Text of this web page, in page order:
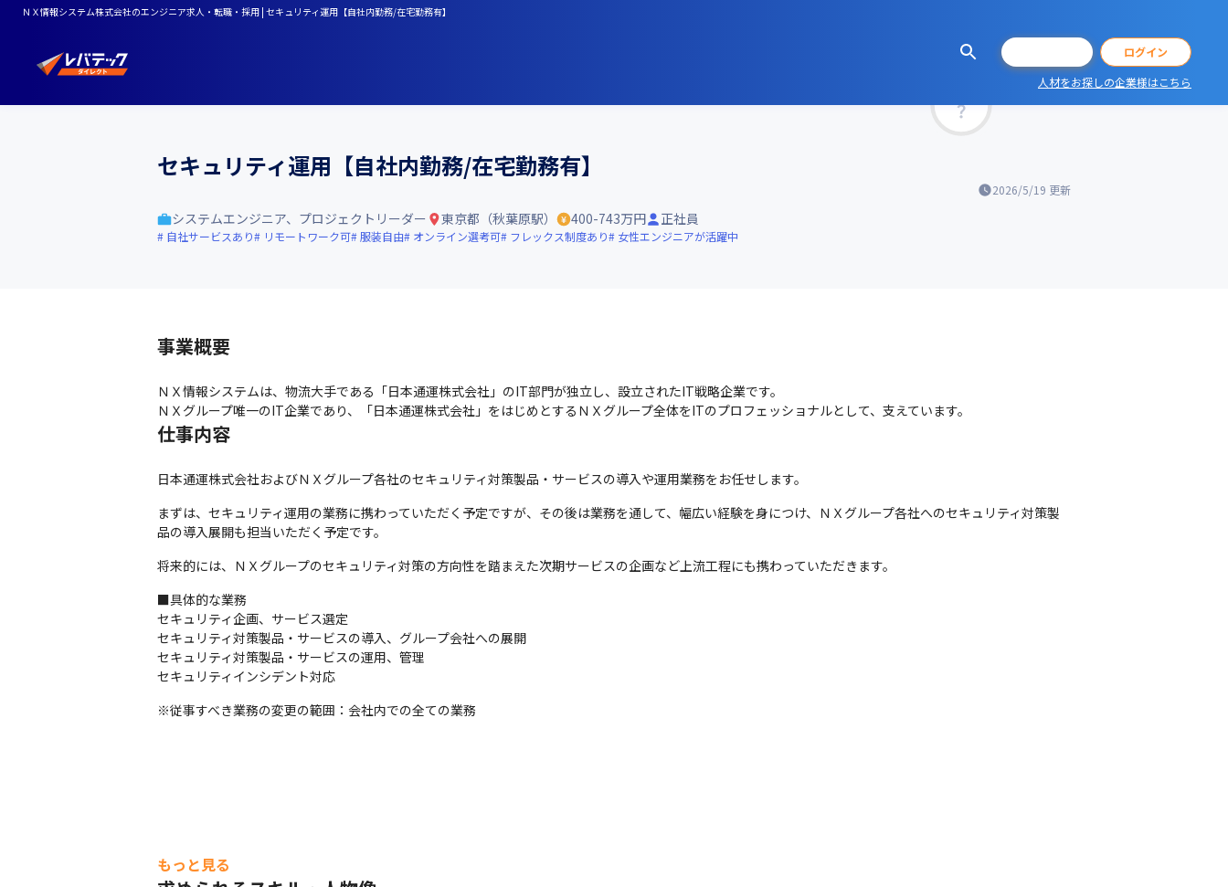
ＮＸ情報システム株式会社のエンジニア求人・転職・採用 | セキュリティ運用【自社内勤務/在宅勤務有】
ログイン
人材をお探しの企業様はこちら
セキュリティ運用【自社内勤務/在宅勤務有】
2026/5/19 更新
システムエンジニア、プロジェクトリーダー 東京都（秋葉原駅） 400-743万円 正社員
自社サービスあり リモートワーク可 服装自由 オンライン選考可 フレックス制度あり 女性エンジニアが活躍中
事業概要
ＮＸ情報システムは、物流大手である「日本通運株式会社」のIT部門が独立し、設立されたIT戦略企業です。
ＮＸグループ唯一のIT企業であり、「日本通運株式会社」をはじめとするＮＸグループ全体をITのプロフェッショナルとして、支えています。
仕事内容
日本通運株式会社およびＮＸグループ各社のセキュリティ対策製品・サービスの導入や運用業務をお任せします。
まずは、セキュリティ運用の業務に携わっていただく予定ですが、その後は業務を通して、幅広い経験を身につけ、ＮＸグループ各社へのセキュリティ対策製
品の導入展開も担当いただく予定です。
将来的には、ＮＸグループのセキュリティ対策の方向性を踏まえた次期サービスの企画など上流工程にも携わっていただきます。
■具体的な業務
セキュリティ企画、サービス選定
セキュリティ対策製品・サービスの導入、グループ会社への展開
セキュリティ対策製品・サービスの運用、管理
セキュリティインシデント対応
※従事すべき業務の変更の範囲：会社内での全ての業務
もっと見る